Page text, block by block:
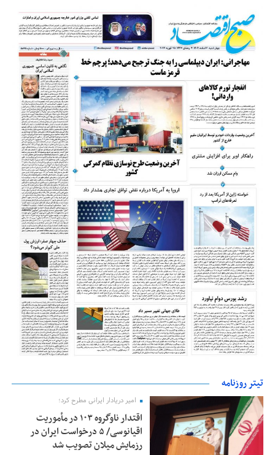
تیتر روزنامه
امیر دریادار ایرانی مطرح کرد؛
اقتدار ناوگروه ۱۰۳ در مأموریت‌
اقیانوسی/ ۵ درخواست ایران در
رزمایش میلان تصویب شد